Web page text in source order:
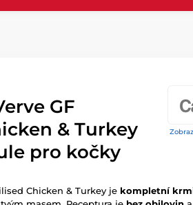
GF
& Turkey
pro kočky
Chicken & Turkey je kompletní